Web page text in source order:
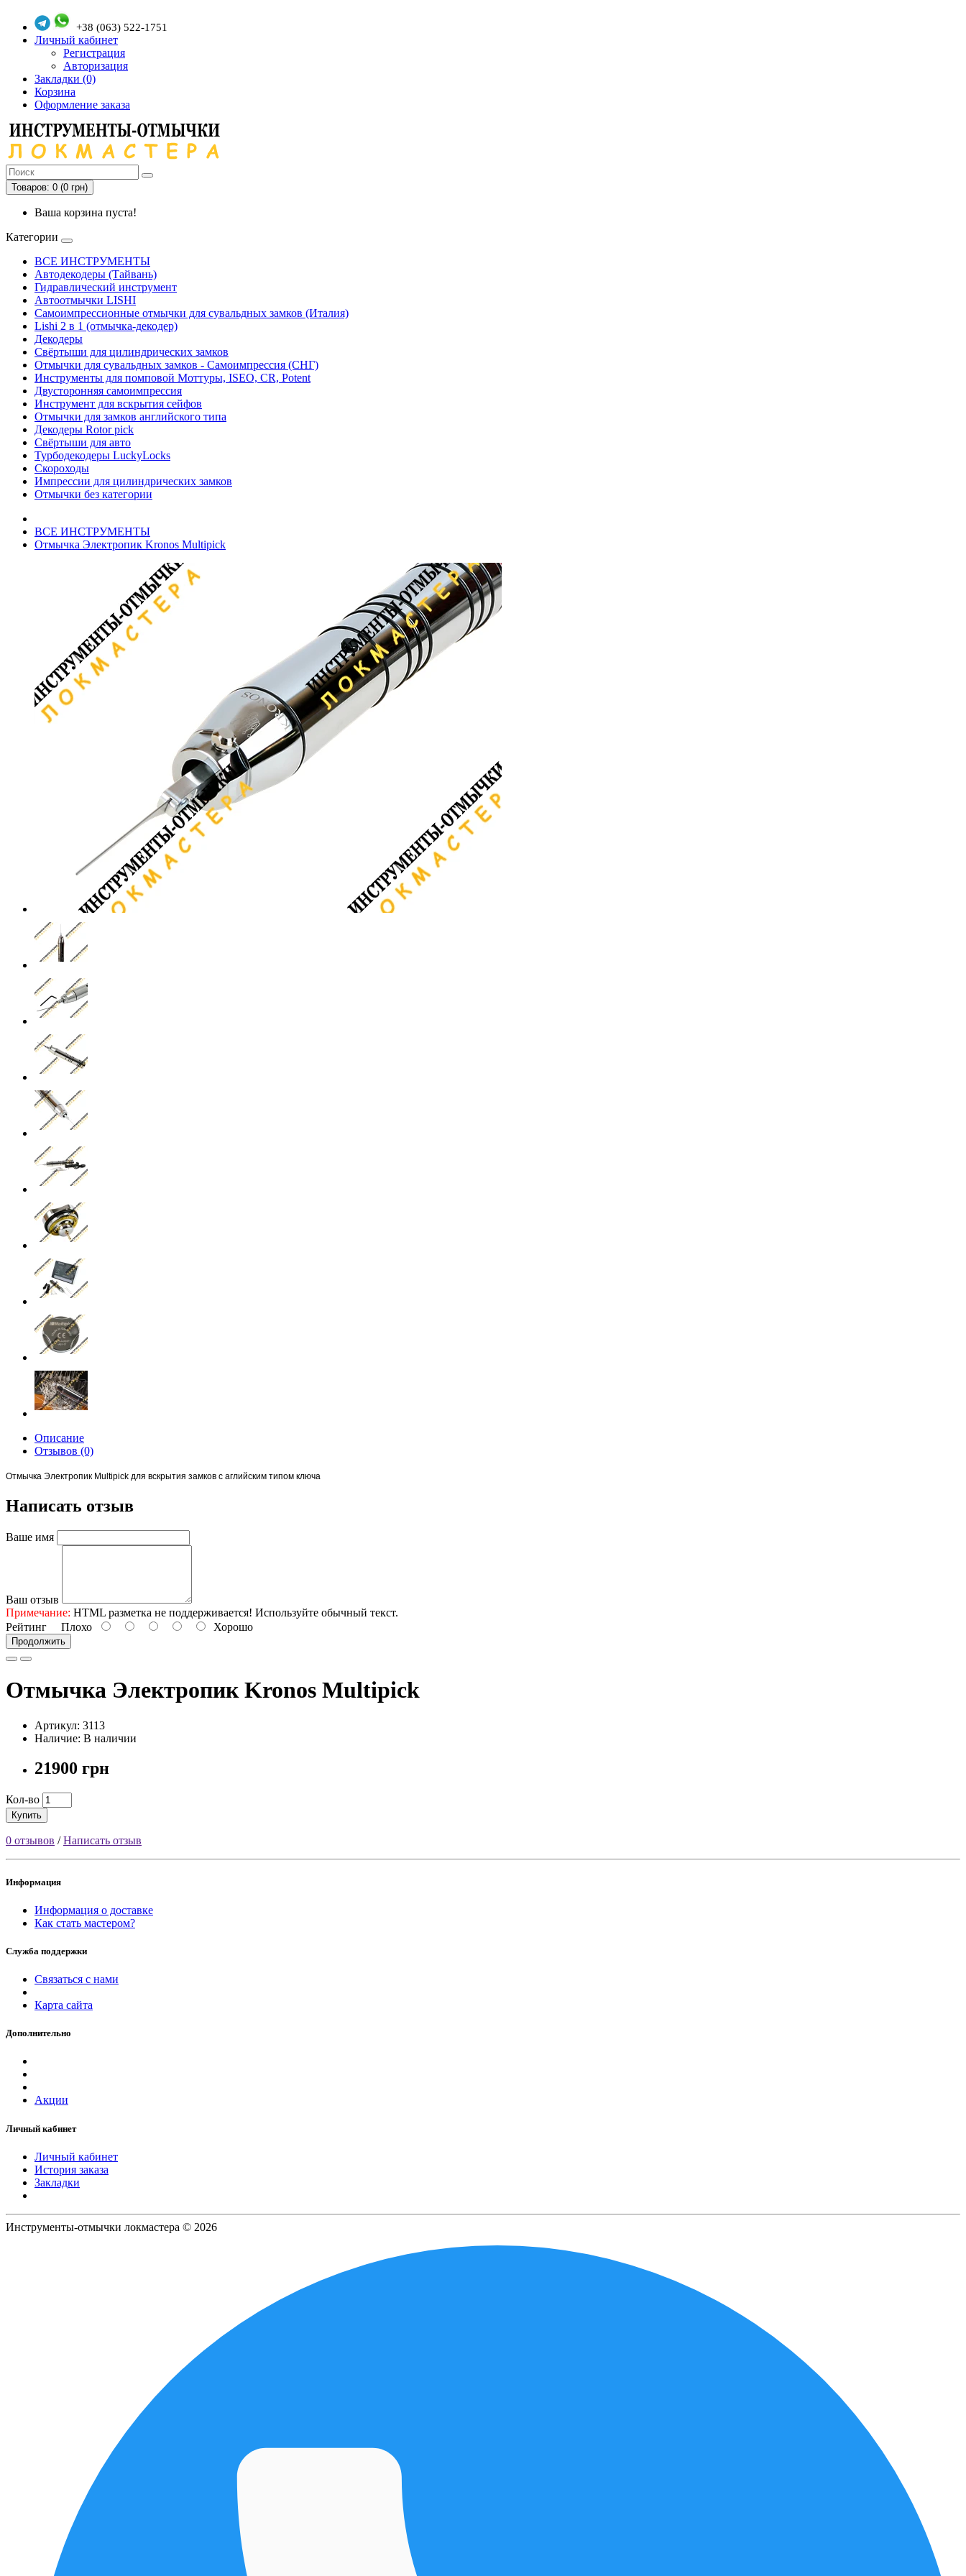
+38 (063) 522-1751
Личный кабинет
Регистрация
Авторизация
Закладки (0)
Корзина
Оформление заказа
Товаров: 0 (0 грн)
Ваша корзина пуста!
Категории
ВСЕ ИНСТРУМЕНТЫ
Автодекодеры (Тайвань)
Гидравлический инструмент
Автоотмычки LISHI
Самоимпрессионные отмычки для сувальдных замков (Италия)
Lishi 2 в 1 (отмычка-декодер)
Декодеры
Свёртыши для цилиндрических замков
Отмычки для сувальдных замков - Самоимпрессия (СНГ)
Инструменты для помповой Моттуры, ISEO, CR, Potent
Двусторонняя самоимпрессия
Инструмент для вскрытия сейфов
Отмычки для замков английского типа
Декодеры Rotor pick
Свёртыши для авто
Турбодекодеры LuckyLocks
Скороходы
Импрессии для цилиндрических замков
Отмычки без категории
ВСЕ ИНСТРУМЕНТЫ
Отмычка Электропик Kronos Multipick
Описание
Отзывов (0)
Отмычка Электропик Multipick для вскрытия замков с аглийским типом ключа
Написать отзыв
Ваше имя
Ваш отзыв
Примечание: HTML разметка не поддерживается! Используйте обычный текст.
Рейтинг Плохо Хорошо
Продолжить
Отмычка Электропик Kronos Multipick
Артикул: 3113
Наличие: В наличии
21900 грн
Кол-во
Купить
0 отзывов /Написать отзыв
Информация
Информация о доставке
Как стать мастером?
Служба поддержки
Связаться с нами
Карта сайта
Дополнительно
Акции
Личный кабинет
Личный кабинет
История заказа
Закладки
Инструменты-отмычки локмастера © 2026